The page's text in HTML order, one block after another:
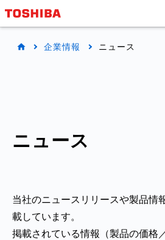
企業情報 ニュース
ニュース
当社のニュースリリースや製品情
載しています。
掲載されている情報（製品の価格